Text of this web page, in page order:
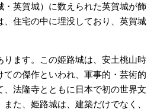
・英賀城）に数えられた英賀城が飾
、住宅の中に埋没しており、英賀城
ります。この姫路城は、安土桃山時
の傑作といわれ、軍事的・芸術的
、法隆寺とともに日本で初の世界文
た、姫路城は、建築だけでなく、